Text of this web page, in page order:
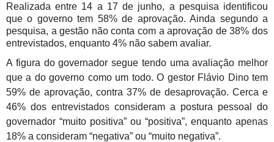
Realizada entre 14 a 17 de junho, a pesquisa identificou
que o governo tem 58% de aprovação. Ainda segundo a
pesquisa, a gestão não conta com a aprovação de 38% dos
entrevistados, enquanto 4% não sabem avaliar.
A figura do governador segue tendo uma avaliação melhor
que a do governo como um todo. O gestor Flávio Dino tem
59% de aprovação, contra 37% de desaprovação. Cerca e
46% dos entrevistados consideram a postura pessoal do
governador “muito positiva” ou “positiva”, enquanto apenas
18% a consideram “negativa” ou “muito negativa”.